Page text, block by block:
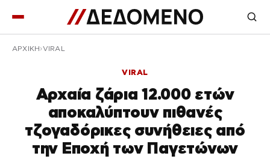
ΑΡΧΙΚΉ VIRAL
VIRAL
Αρχαία ζάρια 12.000 ετών
αποκαλύπτουν πιθανές
τζογαδόρικες συνήθειες από
την Εποχή των Παγετώνων